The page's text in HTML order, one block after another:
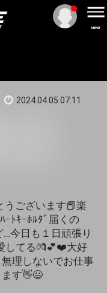
MENU
2024.04.05 07:11
ございます📕楽
ｰﾄｷｰﾎﾙﾀﾞ届くの
今日も１日頑張り
してる💏💕❤️大好
理しないでお仕事
す👋😃